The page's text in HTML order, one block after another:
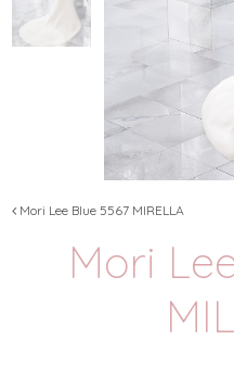
Mori Lee Blue 5567 MIRELLA
Mori